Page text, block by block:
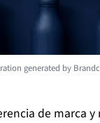
generated by
de marca y